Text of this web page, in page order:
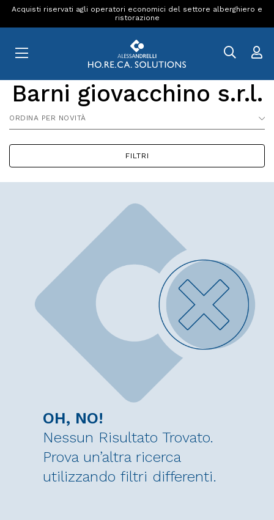
Acquisti riservati agli operatori economici del settore alberghiero e
ristorazione
Barni giovacchino s.r.l.
ORDINA PER NOVITÀ
FILTRI
OH, NO!
Nessun Risultato Trovato.
Prova un’altra ricerca
utilizzando filtri differenti.